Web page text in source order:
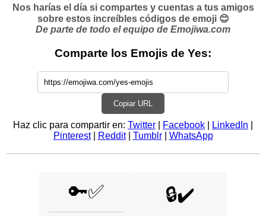
Nos harías el día si compartes y cuentas a tus amigos
sobre estos increíbles códigos de emoji 😊
De parte de todo el equipo de Emojiwa.com
Comparte los Emojis de Yes:
Copiar URL
Haz clic para compartir en: Twitter Facebook LinkedIn
Pinterest| Reddit| Tumblr| WhatsApp
🔑✅ 🔒✔️